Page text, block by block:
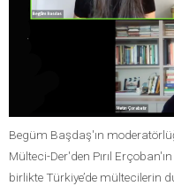
Begüm Başdaş'ın
Mülteci-Der'den Pırıl
birlikte Türkiye’de mültecilerin